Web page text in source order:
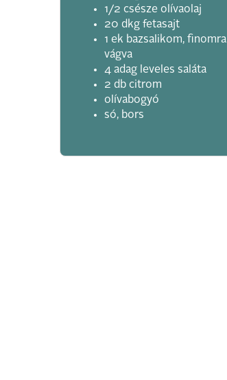
1/2 csésze olívaolaj
20 dkg fetasajt
1 ek bazsalikom, finomra
vágva
4 adag leveles saláta
2 db citrom
olívabogyó
só, bors